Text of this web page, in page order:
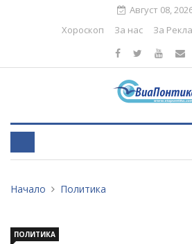
Август 08,
Хороскоп
За нас За
Начало Политика
ПОЛИТИКА